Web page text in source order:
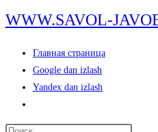
Перейти
к
содержимому
WWW.SAVOL-
Главная страница
Google dan izlash
Yandex dan izlash